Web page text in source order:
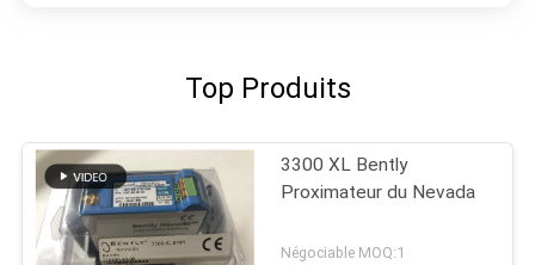
Top Produits
3300 XL Bently
Proximateur du Nevada
Négociable MOQ:1